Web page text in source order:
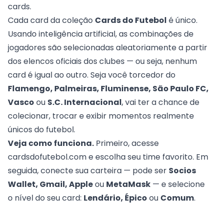
cards.
Cada card da coleção Cards do Futebol é único.
Usando inteligência artificial, as combinações de
jogadores são selecionadas aleatoriamente a partir
dos elencos oficiais dos clubes — ou seja, nenhum
card é igual ao outro. Seja você torcedor do
Flamengo, Palmeiras, Fluminense, São Paulo FC,
Vasco ou S.C. Internacional, vai ter a chance de
colecionar, trocar e exibir momentos realmente
únicos do futebol.
Veja como funciona. Primeiro, acesse
cardsdofutebol.come escolha seu time favorito. Em
seguida, conecte sua carteira — pode ser Socios
Wallet, Gmail, Appleou MetaMask — e selecione
o nível do seu card: Lendário, Épico ou Comum.